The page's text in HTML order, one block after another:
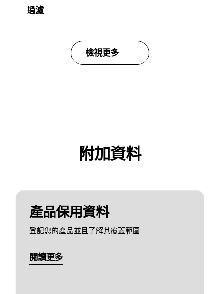
過濾
檢視更多
附加資料
產品保用資料
登記您的產品並且了解其覆蓋範圍
閱讀更多